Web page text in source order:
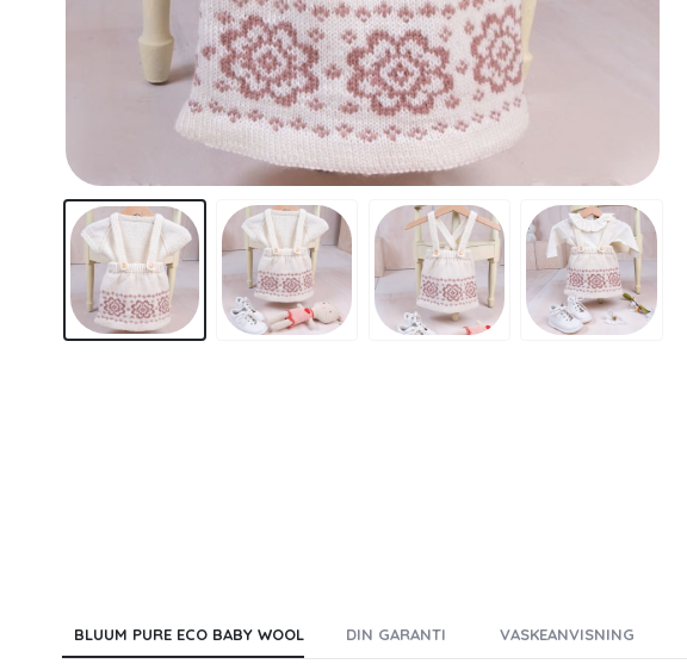
BLUUM PURE ECO BABY WOOL DIN GARANTI VASKEANVISNING